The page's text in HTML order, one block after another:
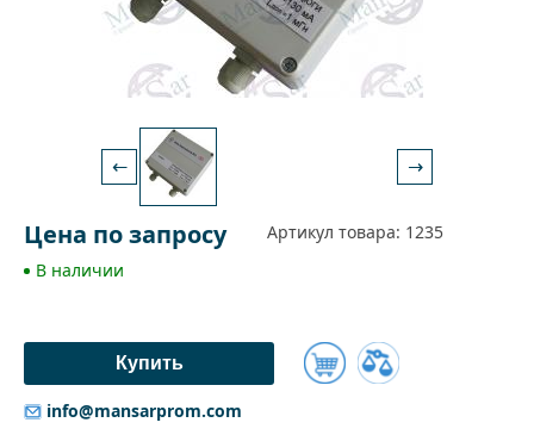
← →
Цена по запросу
В наличии
Артикул товара: 1235
Купить
info@mansarprom.com